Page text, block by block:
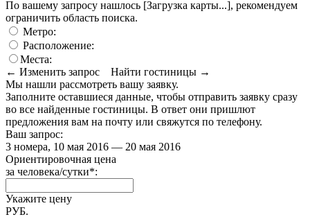
По вашему запросу нашлось [Загрузка карты...], рекомендуем
ограничить область поиска.
Метро:
Расположение:
Места:
← Изменить запрос
Найти гостиницы →
Мы нашли рассмотреть вашу заявку.
Заполните оставшиеся данные, чтобы отправить заявку сразу
во все найденные гостиницы. В ответ они пришлют
предложения вам на почту или свяжутся по телефону.
Ваш запрос:
3 номера, 10 мая 2016 — 20 мая 2016
Ориентировочная цена
за человека/сутки*:
Укажите цену
РУБ.